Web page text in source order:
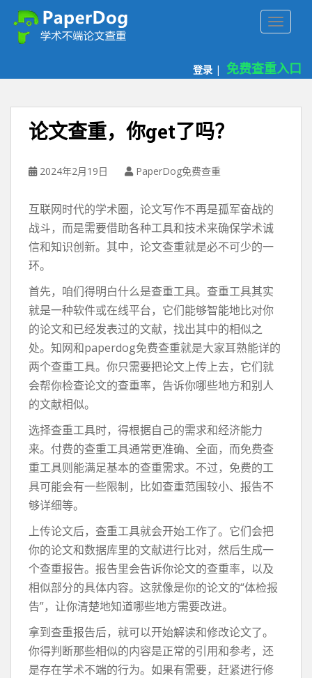
登录 | 免费查重入口
论文查重，你get了吗？
2024年2月19日 PaperDog免费查重
互联网时代的学术圈，论文写作不再是孤军奋战的
战斗，而是需要借助各种工具和技术来确保学术诚
信和知识创新。其中，论文查重就是必不可少的一
环。
首先，咱们得明白什么是查重工具。查重工具其实
就是一种软件或在线平台，它们能够智能地比对你
的论文和已经发表过的文献，找出其中的相似之
处。知网和paperdog免费查重就是大家耳熟能详的
两个查重工具。你只需要把论文上传上去，它们就
会帮你检查论文的查重率，告诉你哪些地方和别人
的文献相似。
选择查重工具时，得根据自己的需求和经济能力
来。付费的查重工具通常更准确、全面，而免费查
重工具则能满足基本的查重需求。不过，免费的工
具可能会有一些限制，比如查重范围较小、报告不
够详细等。
上传论文后，查重工具就会开始工作了。它们会把
你的论文和数据库里的文献进行比对，然后生成一
个查重报告。报告里会告诉你论文的查重率，以及
相似部分的具体内容。这就像是你的论文的“体检报
告”，让你清楚地知道哪些地方需要改进。
拿到查重报告后，就可以开始解读和修改论文了。
你得判断那些相似的内容是正常的引用和参考，还
是存在学术不端的行为。如果有需要，赶紧进行修